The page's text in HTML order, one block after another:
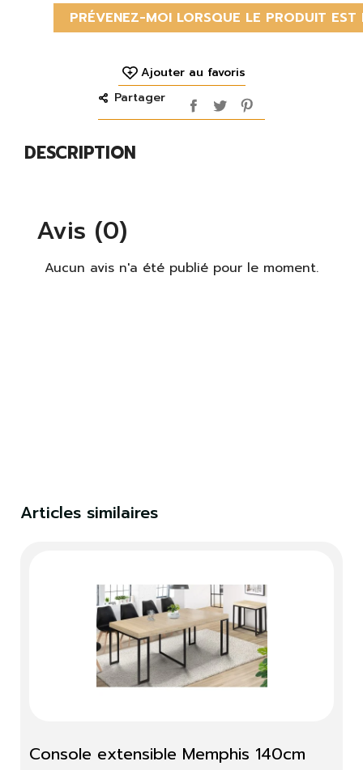
DESCRIPTION
PRÉVENEZ-MOI LORSQUE LE PRODUIT EST
Ajouter au favoris
Partager
Avis (0)
Aucun avis n'a été publié pour le moment.
Articles similaires
Console extensible Memphis 140cm